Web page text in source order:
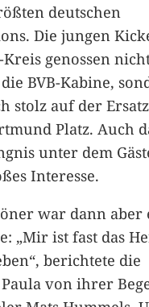
deutschen
Die jungen
genossen
BVB-Kabine,
stolz auf der
Platz. Auch
unter dem
Interesse.
war dann aber
„Mir ist fast das
berichtete die
von ihrer